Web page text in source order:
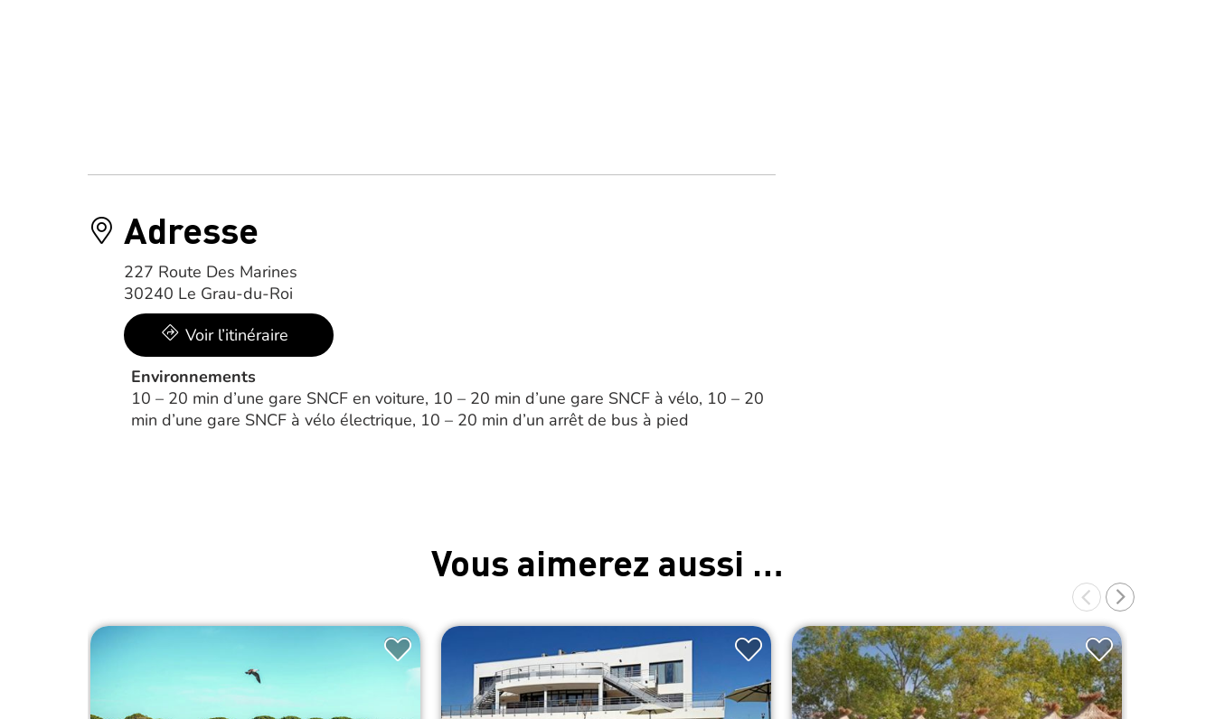
Adresse
227 Route Des Marines
30240 Le Grau-du-Roi
Voir l’itinéraire
Environnements
10 – 20 min d’une gare SNCF en voiture, 10 – 20 min d’une gare SNCF à vélo, 10 – 20
min d’une gare SNCF à vélo électrique, 10 – 20 min d’un arrêt de bus à pied
Vous aimerez aussi …